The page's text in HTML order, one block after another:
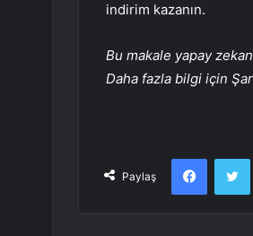
indirim kazanın.
Bu makale yapay
Daha fazla bilgi için
Paylaş